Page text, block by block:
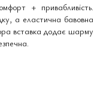
+ привабливість.
а еластична бавовна
вставка додає шарму